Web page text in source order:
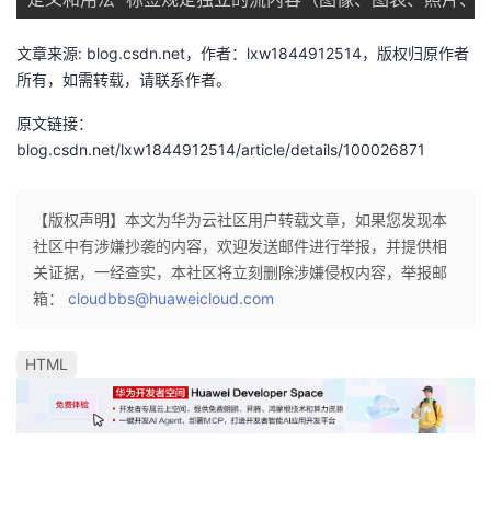
博
客
的
论
坛
我
的
圈
我
的
播
我
活
动
的
关
我
的
我
文章来源: blog.csdn.net，作者：lxw1844912514，版权归原作者
所有，如需转载，请联系作者。
原文链接：
blog.csdn.net/lxw1844912514/article/details/100026871
【版权声明】本文为华为云社区用户转载文章，如果您发现本
社区中有涉嫌抄袭的内容，欢迎发送邮件进行举报，并提供相
关证据，一经查实，本社区将立刻删除涉嫌侵权内容，举报邮
箱： cloudbbs@huaweicloud.com
HTML